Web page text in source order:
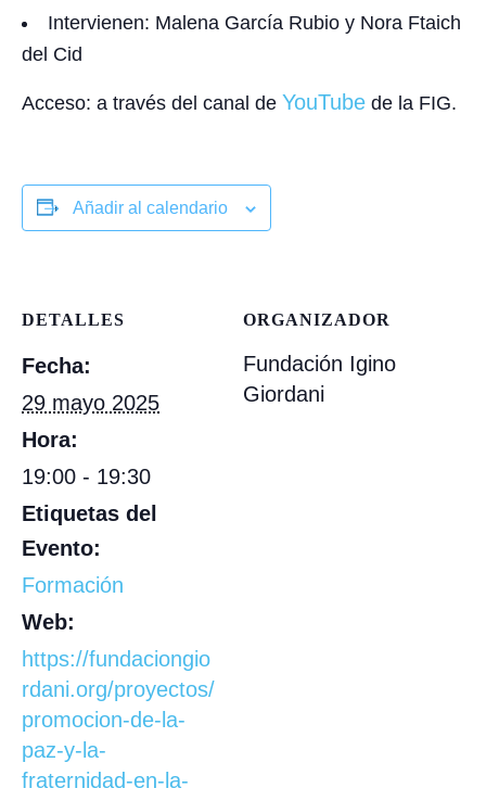
Intervienen: Malena García Rubio y Nora Ftaich
del Cid
Acceso: a través del canal de YouTube de la FIG.
Añadir al calendario
DETALLES
Fecha:
29 mayo 2025
Hora:
19:00 - 19:30
Etiquetas del
Evento:
Formación
Web:
https://fundaciongio
rdani.org/proyectos/
promocion-de-la-
paz-y-la-
fraternidad-en-la-
ORGANIZADOR
Fundación Igino
Giordani